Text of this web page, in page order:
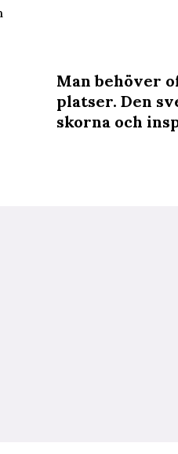
Man behöver
platser. Den
skorna och